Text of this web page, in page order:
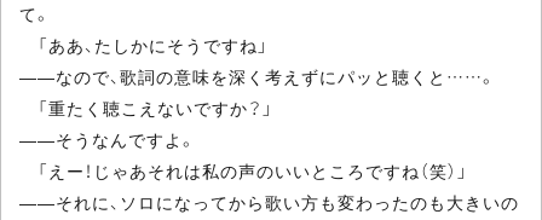
て。
「ああ、たしかにそうですね」
――なので、歌詞の意味を深く考えずにパッと聴くと……。
「重たく聴こえないですか？」
――そうなんですよ。
「えー！じゃあそれは私の声のいいところですね（笑）」
――それに、ソロになってから歌い方も変わったのも大きいの